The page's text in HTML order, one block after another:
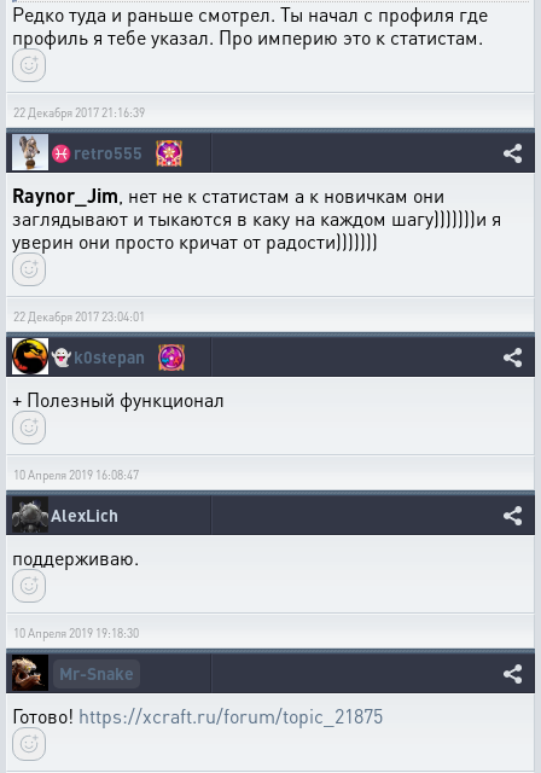
Редко туда и раньше смотрел. Ты начал с профиля где
профиль я тебе указал. Про империю это к статистам.
22 Декабря 2017 21:16:39
♓retro555
Raynor_Jim, нет не к статистам а к новичкам они
заглядывают и тыкаются в каку на каждом шагу)))))))и я
уверин они просто кричат от радости)))))))
22 Декабря 2017 23:04:01
👻k0stepan
+ Полезный функционал
10 Апреля 2019 16:08:47
AlexLich
поддерживаю.
10 Апреля 2019 19:18:30
Mr-Snake
Готово! https://xcraft.ru/forum/topic_21875